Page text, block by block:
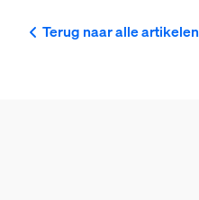
Terug naar alle artikelen